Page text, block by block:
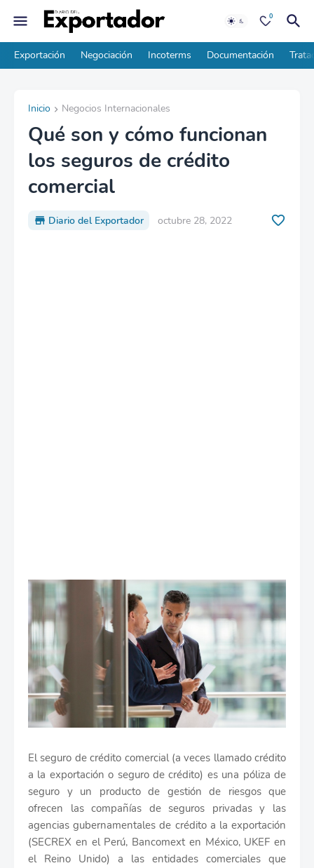
0
Exportación Negociación Incoterms Documentación
Inicio Negocios Internacionales
Qué son y cómo funcionan
los seguros de crédito
comercial
Diario del Exportador octubre 28, 2022
El seguro de crédito comercial (a veces llamado crédito
a la exportación o seguro de crédito) es una póliza de
seguro y un producto de gestión de riesgos que
ofrecen las compañías de seguros privadas y las
agencias gubernamentales de crédito a la exportación
(SECREX en el Perú, Bancomext en México, UKEF en
el Reino Unido) a las entidades comerciales que